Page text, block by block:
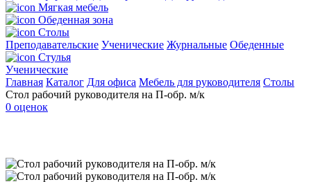
Мягкая мебель
Обеденная зона
Столы
Преподавательские Ученические Журнальные Обеденные
Стулья
Ученические
Главная Каталог Для офиса Мебель для руководителя Столы
Стол рабочий руководителя на П-обр. м/к
0 оценок